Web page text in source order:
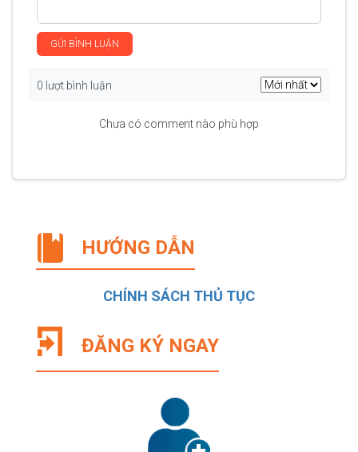
GỬI BÌNH LUẬN
0 lượt bình luận
Chưa có comment nào phù hợp
HƯỚNG DẪN
CHÍNH SÁCH THỦ TỤC
ĐĂNG KÝ NGAY